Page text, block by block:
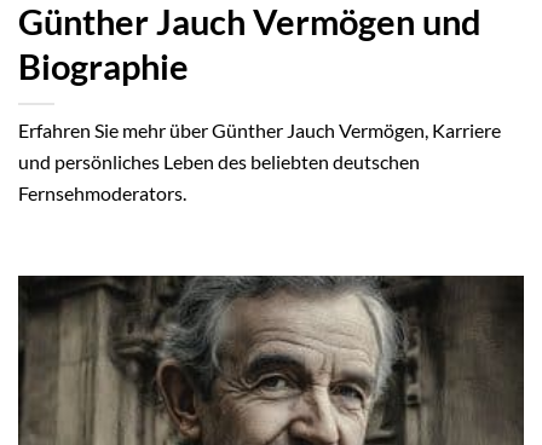
Günther Jauch Vermögen und
Biographie
Erfahren Sie mehr über Günther Jauch Vermögen, Karriere
und persönliches Leben des beliebten deutschen
Fernsehmoderators.